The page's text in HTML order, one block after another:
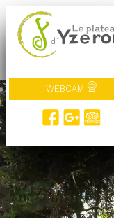
WEBCAM